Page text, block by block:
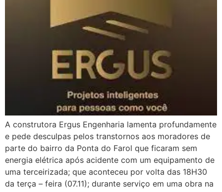
A construtora Ergus Engenharia lamenta profundamente
e pede desculpas pelos transtornos aos moradores de
parte do bairro da Ponta do Farol que ficaram sem
energia elétrica após acidente com um equipamento de
uma terceirizada; que aconteceu por volta das 18H30
da terça – feira (07.11); durante serviço em uma obra na